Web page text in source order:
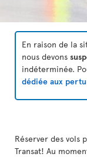
En raison de la
nous devons
indéterminée.
dédiée aux
Réserver des vols
Transat! Au